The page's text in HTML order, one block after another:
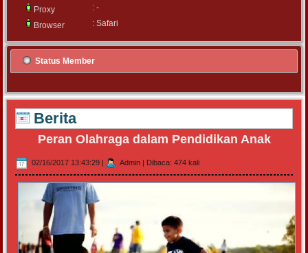
Proxy
: -
Browser
: Safari
Status Member
Berita
Peran Olahraga dalam Pendidikan Anak
02/16/2017 13:43:29 Admin Dibaca: 474 kali